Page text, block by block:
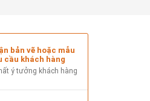
bản vẽ hoặc mẫu
cầu khách hàng
ý tưởng khách hàng